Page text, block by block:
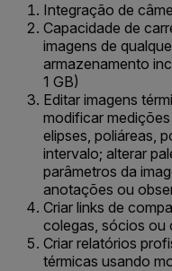
Integração de
Capacidade de
imagens de
armazenamento
1 GB)
Editar imagens
modificar
elipses, poliáreas,
intervalo; alterar
parâmetros da
anotações ou
Criar links de
colegas, sócios ou
Criar relatórios
térmicas usando